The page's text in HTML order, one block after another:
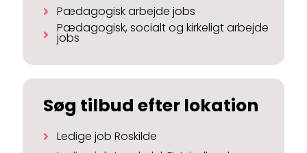
Pædagogisk arbejde jobs
Pædagogisk, socialt og kirkeligt arbejde
jobs
Søg tilbud efter lokation
Ledige job Roskilde